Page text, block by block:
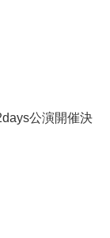
公演開催決